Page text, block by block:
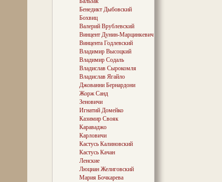
Бенедикт Дыбовский
Бохвиц
Валерий Врублевский
Винцент Дунин-Марцинкевич
Винцента Годлевский
Владимир Высоцкий
Владимир Содаль
Владислав Сырокомля
Владислав Ягайло
Джованни Бернардони
Жорж Санд
Зеновичи
Игнатий Домейко
Казимир Свояк
Караваджо
Карловичи
Кастусь Калиновский
Кастусь Качан
Ленские
Люциан Желиговский
Мария Бочкарева